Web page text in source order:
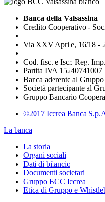
Banca della Valsassina
Credito Cooperativo -
Via XXV Aprile, 16/18 -
Cod. fisc. e Iscr. Reg.
Partita IVA 15240741007
Banca aderente al
Società partecipante al
Gruppo Bancario
©2017 Iccrea Banca S.p.A
La banca
La storia
Organi sociali
Dati di bilancio
Documenti societari
Gruppo BCC Iccrea
Etica di Gruppo e